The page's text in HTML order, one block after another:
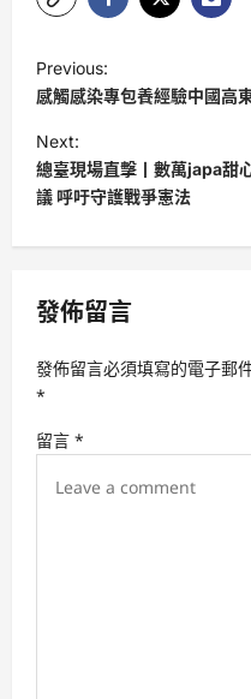
o
s
t
n
a
i
a
t
i
Previous:
感觸感染專包養經驗中國高
Next:
總臺現場直擊丨數萬japa甜
議 呼吁守護戰爭憲法
發佈留言
發佈留言必須填寫的電子郵
*
留言 *